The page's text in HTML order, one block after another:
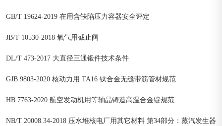
GB/T 19624-2019 在用含缺陷压力容器安全评定
JB/T 10530-2018 氧气用截止阀
DL/T 473-2017 大直径三通锻件技术条件
GJB 9803-2020 核动力用 TA16 钛合金无缝带筋管材规范
HB 7763-2020 航空发动机用等轴晶铸造高温合金锭规范
NB/T 20008.34-2018 压水堆核电厂用其它材料 第34部分：蒸汽发生器